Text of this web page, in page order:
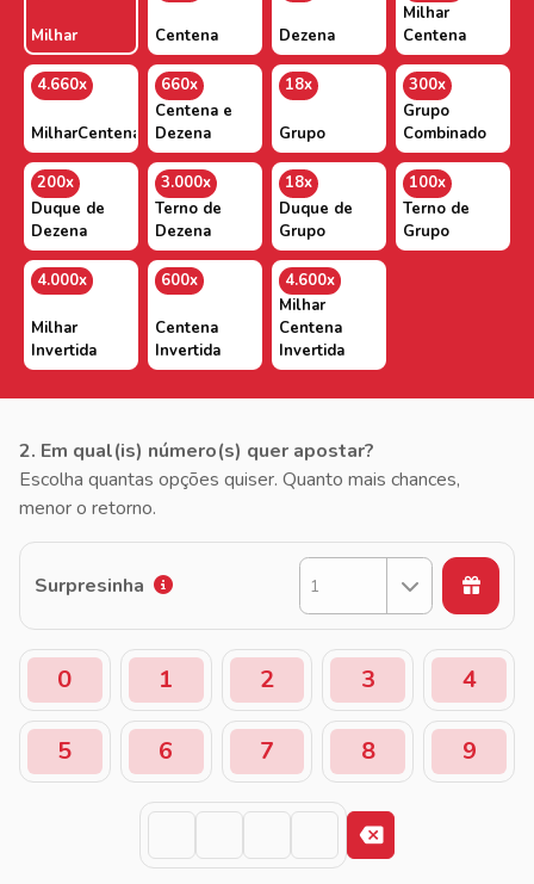
Milhar Centena Dezena
Milhar
Centena
4.660x
MilharCentenaDezena
660x
Centena e
Dezena
18x
Grupo
300x
Grupo
Combinado
200x
Duque de
Dezena
3.000x
Terno de
Dezena
18x
Duque de
Grupo
100x
Terno de
Grupo
4.000x
Milhar
Invertida
600x
Centena
Invertida
4.600x
Milhar
Centena
Invertida
2. Em qual(is) número(s) quer apostar?
Escolha quantas opções quiser. Quanto mais chances,
menor o retorno.
Surpresinha 1
0 1 2 3 4
5 6 7 8 9